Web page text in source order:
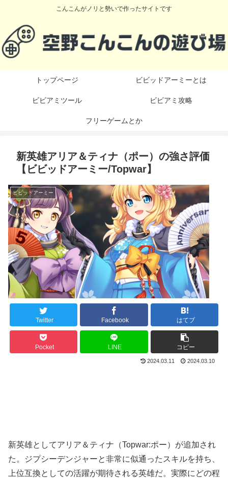
こんこんがノリと勢いで作ったサイトです
トップページ ビビッドアーミーとは
ビビアミツール ビビアミ攻略
フリーゲームとか
新英雄アリア＆ティナ（ポー）の強さ評価
【ビビッドアーミー/Topwar】
ビビッドアーミー
Twitter Facebook はてブ
Pocket LINE コピー
2024.03.11 2024.03.10
新英雄としてアリア＆ティナ（Topwar:ポー）が追加され
た。ジプシーデンジャーと非常に似通ったスキルを持ち、
上位互換としての活躍が期待される英雄だ。実際にどの程